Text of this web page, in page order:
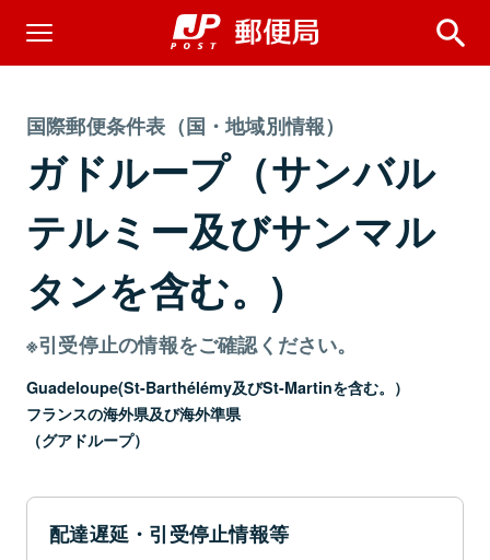
国際郵便条件表（国・地域別情報）
ガドループ（サンバル
テルミー及びサンマル
タンを含む。)
※引受停止の情報をご確認ください。
Guadeloupe(St-Barthélémy及びSt-Martinを含む。）
フランスの海外県及び海外準県
（グアドループ）
配達遅延・引受停止情報等